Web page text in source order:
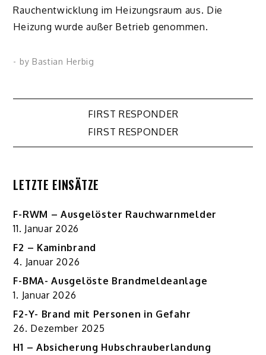
Rauchentwicklung im Heizungsraum aus. Die
Heizung wurde außer Betrieb genommen.
- by Bastian Herbig
Beitragsnavigation
FIRST RESPONDER
FIRST RESPONDER
LETZTE EINSÄTZE
F-RWM – Ausgelöster Rauchwarnmelder
11. Januar 2026
F2 – Kaminbrand
4. Januar 2026
F-BMA- Ausgelöste Brandmeldeanlage
1. Januar 2026
F2-Y- Brand mit Personen in Gefahr
26. Dezember 2025
H1 – Absicherung Hubschrauberlandung